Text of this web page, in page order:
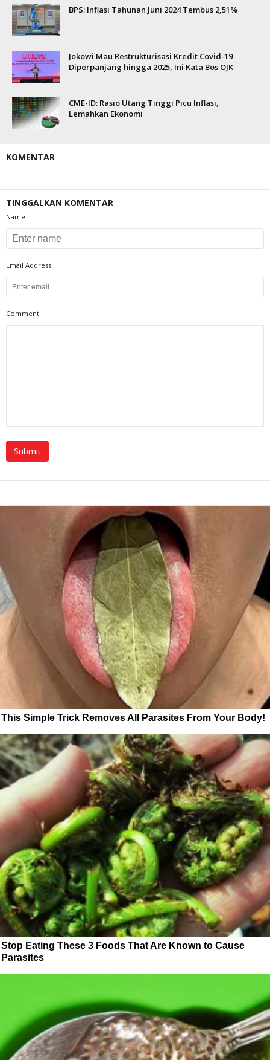
BPS: Inflasi Tahunan Juni 2024 Tembus 2,51%
Jokowi Mau Restrukturisasi Kredit Covid-19
Diperpanjang hingga 2025, Ini Kata Bos OJK
CME-ID: Rasio Utang Tinggi Picu Inflasi,
Lemahkan Ekonomi
KOMENTAR
TINGGALKAN KOMENTAR
Name
Email Address
Comment
This Simple Trick Removes All Parasites From Your Body!
Stop Eating These 3 Foods That Are Known to Cause
Parasites